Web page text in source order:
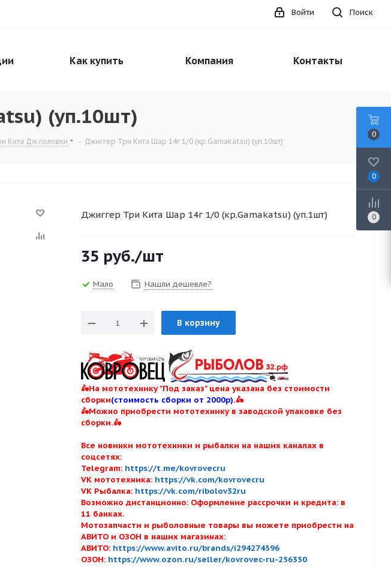
Поиск
Войти
Как купить Компания Контакты
(уп.10шт)
Кита Дж.головки - Джиггер Три Кита Шар 14г 1/0 (кр.Gamakatsu) (уп.10шт)
Джиггер Три Кита Шар 14г 1/0 (кр.Gamakatsu) (уп.1шт)
35 руб./шт
Мало Нашли дешевле?
В корзину
🛵На мототехнику "Под заказ" цена указана без стоимости
сборки(стоимость сборки от 2000р).🛵
🛵Можно приобрести мототехнику в заводской упаковке без
сборки.🛵
Все новинки мототехники и рыбалки на наших каналах в
соцсетях:
Telegram: https://t.me/kovrovecru
VK мототехника: https://vk.com/kovrovecru
VK Рыбалка: https://vk.com/ribolov32ru
Возможно дистанционно: Оформление рассрочки и кредита: в
11 банках.
Мотозапчасти и рыболовные товары вы можете приобрести на
АВИТО и ОЗОН в наших магазинах:
АВИТО: https://www.avito.ru/brands/i294274596
ОЗОН: https://www.ozon.ru/seller/kovrovec-ru-256350
0
0
0